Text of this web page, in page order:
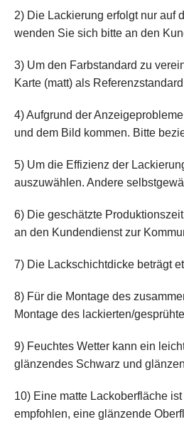
2) Die Lackierung erfolgt nur auf
wenden Sie sich bitte an den
3) Um den Farbstandard zu
Karte (matt) als
4) Aufgrund der
und dem Bild kommen. Bitte
5) Um die Effizienz der
auszuwählen. Andere
6) Die geschätzte
an den Kundendienst zur
7) Die Lackschichtdicke beträgt
8) Für die Montage des
Montage des lackierten/
9) Feuchtes Wetter kann ein
glänzendes Schwarz und
10) Eine matte Lackoberfläche
empfohlen, eine glänzende